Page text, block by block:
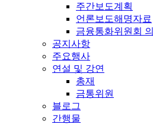
주간보도계획
언론보도해명자료
금융통화위원회
공지사항
주요행사
연설 및 강연
총재
금통위원
블로그
간행물